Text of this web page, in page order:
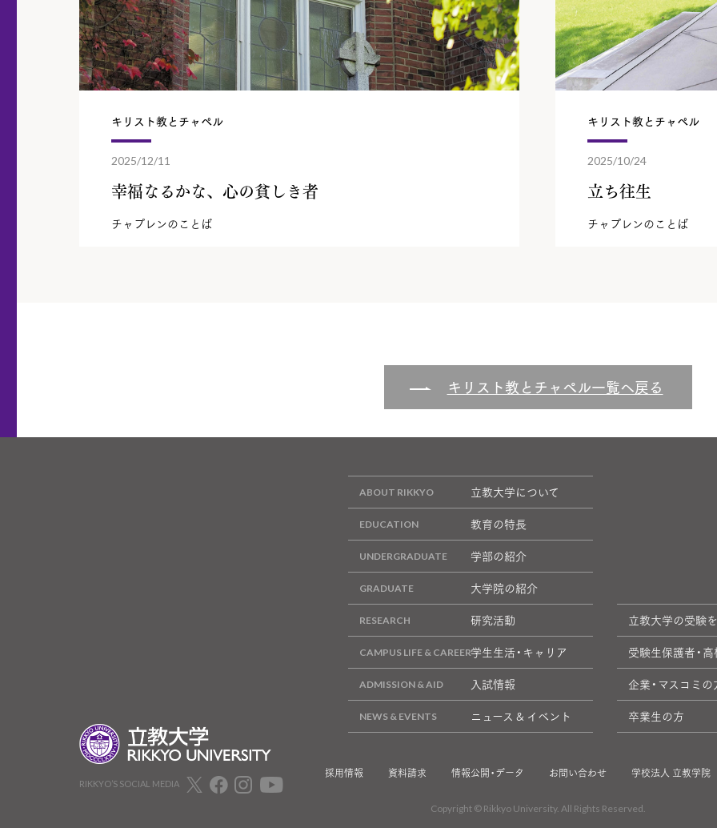
キリスト教とチャペル
2025/12/11
幸福なるかな、心の貧しき者
チャプレンのことば
キリスト教とチャペル
2025/10/24
立ち往生
チャプレンのことば
キリスト教とチャペル一覧へ戻る
立教大学について
教育の特長
学部の紹介
大学院の紹介
研究活動
学生生活・キャリア
入試情報
ニュース & イベント
立教大学の受験
受験生保護者・
企業・マスコミの
卒業生の方
採用情報 資料請求 情報公開・データ お問い合わせ 学校法人 立教学院
Copyright © Rikkyo University. All Rights Reserved.
RIKKYO’S SOCIAL MEDIA